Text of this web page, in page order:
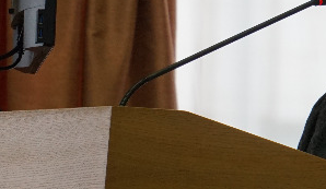
Вологодской городской Думы